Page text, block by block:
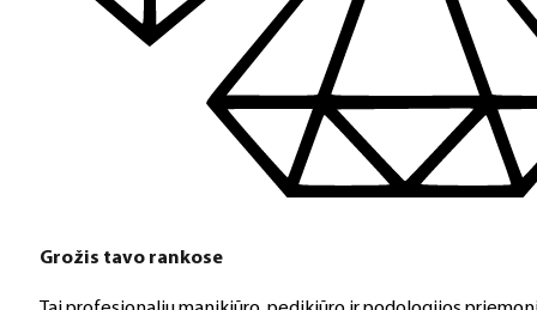
Grožis tavo rankose